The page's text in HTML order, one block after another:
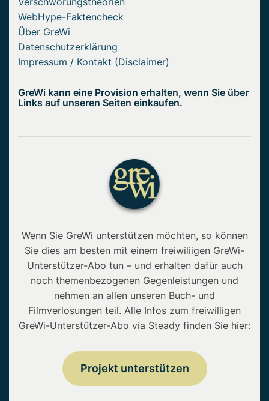
WebHype-Faktencheck
Über GreWi
Datenschutzerklärung
Impressum / Kontakt (Disclaimer)
GreWi kann eine Provision erhalten, wenn Sie über
Links auf unseren Seiten einkaufen.
Wenn Sie GreWi unterstützen möchten, so können
Sie dies am besten mit einem freiwiliigen GreWi-
Unterstützer-Abo tun – und erhalten dafür auch
noch themenbezogenen Gegenleistungen und
nehmen an allen unseren Buch- und
Filmverlosungen teil. Alle Infos zum freiwilligen
GreWi-Unterstützer-Abo via Steady finden Sie hier:
Projekt unterstützen